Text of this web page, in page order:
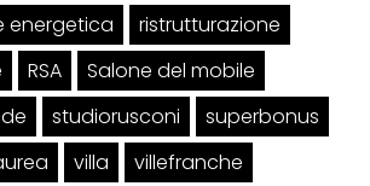
energetica
ristrutturazione
RSA
Salone del mobile
studiorusconi
superbonus
villa
villefranche